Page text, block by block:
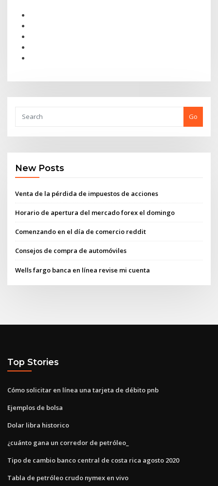
Go
New Posts
Venta de la pérdida de impuestos de acciones
Horario de apertura del mercado forex el domingo
Comenzando en el día de comercio reddit
Consejos de compra de automóviles
Wells fargo banca en línea revise mi cuenta
Top Stories
Cómo solicitar en línea una tarjeta de débito pnb
Ejemplos de bolsa
Dolar libra historico
¿cuánto gana un corredor de petróleo_
Tipo de cambio banco central de costa rica agosto 2020
Tabla de petróleo crudo nymex en vivo